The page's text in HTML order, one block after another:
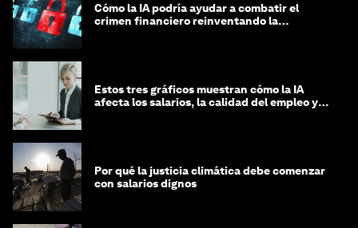
Cómo la IA podría ayudar a combatir el
crimen financiero reinventando la
Estos tres gráficos muestran cómo la IA
afecta los salarios, la calidad del empleo y
Por qué la justicia climática debe comenzar
con salarios dignos